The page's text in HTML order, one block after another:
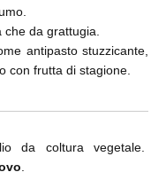
da grattugia.
antipasto stuzzicante,
con frutta di stagione.
coltura vegetale.